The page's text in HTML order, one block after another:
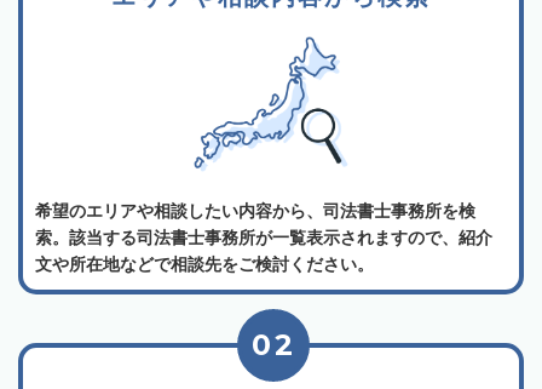
希望のエリアや相談したい内容から、司法書士事務所を検
索。該当する司法書士事務所が一覧表示されますので、紹介
文や所在地などで相談先をご検討ください。
02